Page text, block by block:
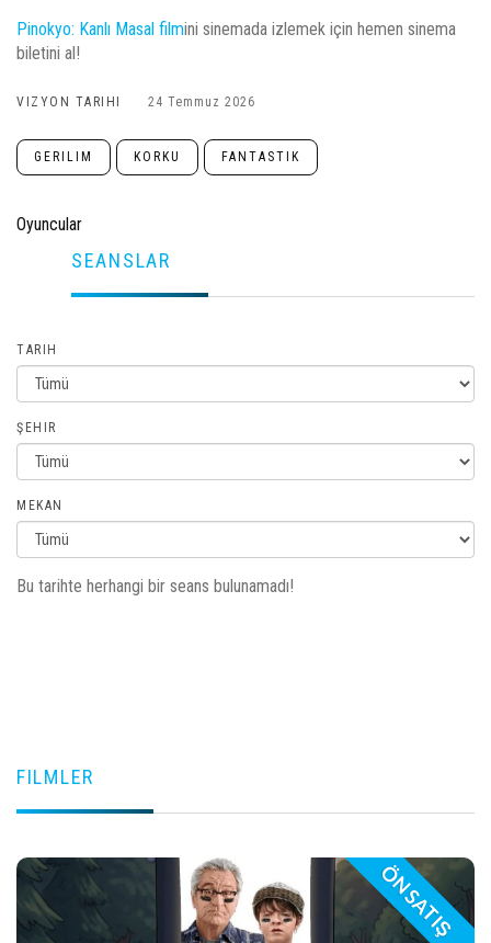
Pinokyo: Kanlı Masal filmini sinemada izlemek için hemen sinema
biletini al!
VIZYON TARIHI 24 Temmuz 2026
GERILIM KORKU FANTASTIK
Oyuncular
SEANSLAR
TARIH
ŞEHIR
MEKAN
Bu tarihte herhangi bir seans bulunamadı!
FILMLER
ÖN SATIŞ